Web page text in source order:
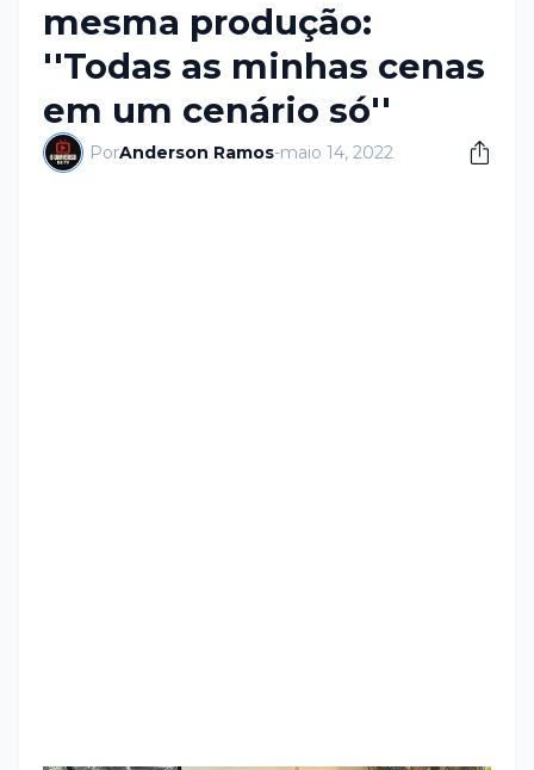
mesma produção:
''Todas as minhas cenas
em um cenário só''
PorAnderson Ramos-maio 14, 2022